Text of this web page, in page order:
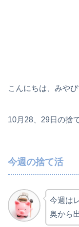
こんにちは、みやび
10月28、29日の捨
今週の捨て活
今週は
奥から